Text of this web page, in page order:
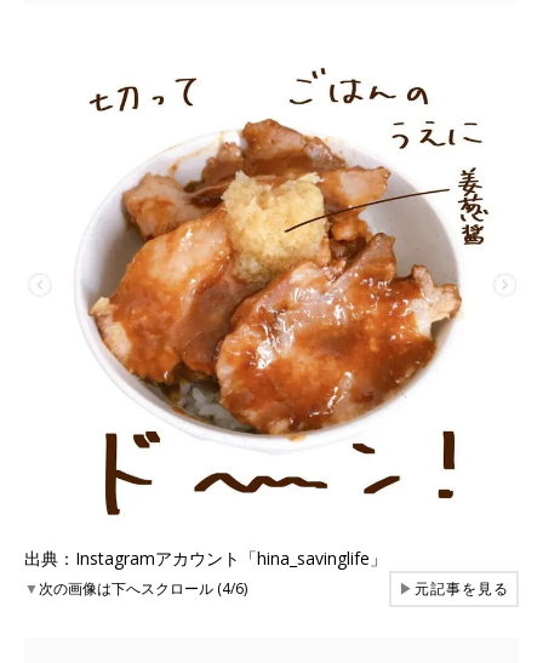
出典：Instagramアカウント「hina_savinglife」
▼次の画像は下へスクロール (4/6) ▶元記事を見る